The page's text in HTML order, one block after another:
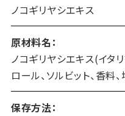
ノコギリヤシエキス
原材料名：
ノコギリヤシエキス(イタ
ロール、ソルビット、香料
保存方法：